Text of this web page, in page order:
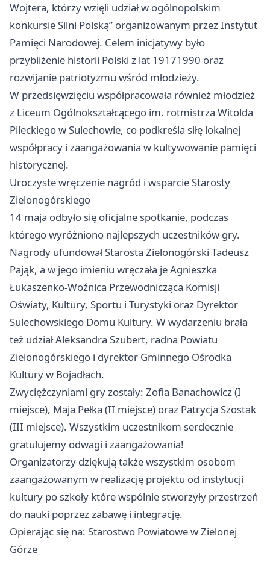
Wojtera, którzy wzięli udział w ogólnopolskim
konkursie Silni Polską” organizowanym przez Instytut
Pamięci Narodowej. Celem inicjatywy było
przybliżenie historii Polski z lat 19171990 oraz
rozwijanie patriotyzmu wśród młodzieży.
W przedsięwzięciu współpracowała również młodzież
z Liceum Ogólnokształcącego im. rotmistrza Witolda
Pileckiego w Sulechowie, co podkreśla siłę lokalnej
współpracy i zaangażowania w kultywowanie pamięci
historycznej.
Uroczyste wręczenie nagród i wsparcie Starosty
Zielonogórskiego
14 maja odbyło się oficjalne spotkanie, podczas
którego wyróżniono najlepszych uczestników gry.
Nagrody ufundował Starosta Zielonogórski Tadeusz
Pająk, a w jego imieniu wręczała je Agnieszka
Łukaszenko-Woźnica Przewodnicząca Komisji
Oświaty, Kultury, Sportu i Turystyki oraz Dyrektor
Sulechowskiego Domu Kultury. W wydarzeniu brała
też udział Aleksandra Szubert, radna Powiatu
Zielonogórskiego i dyrektor Gminnego Ośrodka
Kultury w Bojadłach.
Zwyciężczyniami gry zostały: Zofia Banachowicz (I
miejsce), Maja Pełka (II miejsce) oraz Patrycja Szostak
(III miejsce). Wszystkim uczestnikom serdecznie
gratulujemy odwagi i zaangażowania!
Organizatorzy dziękują także wszystkim osobom
zaangażowanym w realizację projektu od instytucji
kultury po szkoły które wspólnie stworzyły przestrzeń
do nauki poprzez zabawę i integrację.
Opierając się na: Starostwo Powiatowe w Zielonej
Górze